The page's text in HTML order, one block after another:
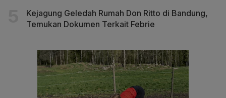
Kejagung Geledah Rumah Don Ritto di Bandung,
Temukan Dokumen Terkait Febrie